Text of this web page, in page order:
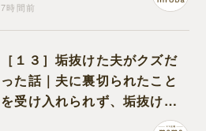
7時間前
［１３］垢抜けた夫がクズだ
った話｜夫に裏切られたこと
を受け入れられず、垢抜けた
ことが関係しているのかと嘆